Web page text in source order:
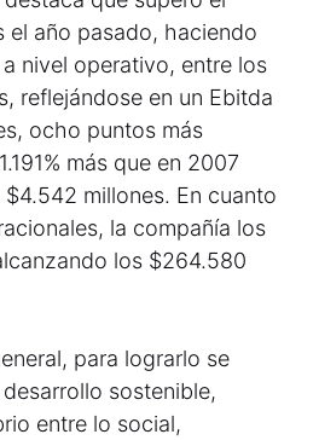
el año pasado, haciendo
nivel operativo, entre los
reflejándose en un Ebitda
ocho puntos más
más que en 2007
millones. En cuanto
la compañía los
los $264.580
para lograrlo se
sostenible,
entre lo social,